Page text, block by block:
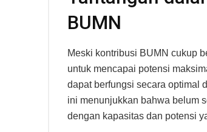
BUMN
Meski kontribusi BUMN cukup
untuk mencapai potensi
dapat berfungsi secara optimal
ini menunjukkan bahwa belum
dengan kapasitas dan potensi